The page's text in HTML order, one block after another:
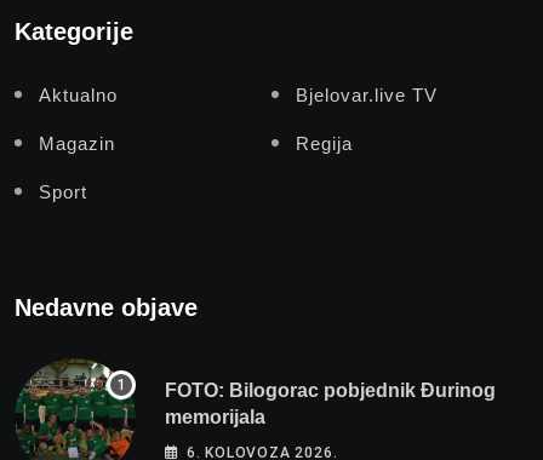
Kategorije
Aktualno Bjelovar.live TV
Magazin Regija
Sport
Nedavne objave
FOTO: Bilogorac pobjednik Đurinog
memorijala
6. KOLOVOZA 2026.